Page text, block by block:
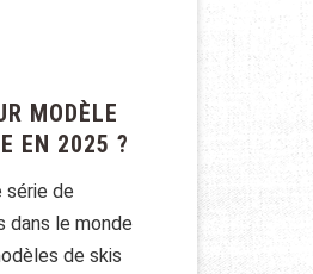
MODÈLE
EN 2025 ?
série de
dans le monde
de skis